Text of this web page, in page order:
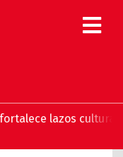
lazos culturales y